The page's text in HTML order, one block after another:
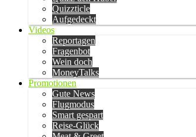
Quizzticle
Aufgedeckt
Videos
Reportagen
Fragenbot
Wein doch
MoneyTalks
Promotionen
Gute News
Flugmodus
Smart gespart
Reise-Glück